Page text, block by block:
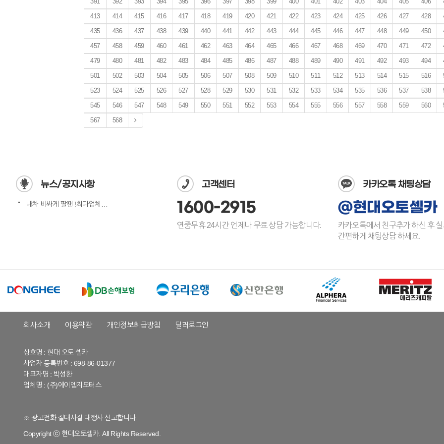
413
414 415 416 417 418 419 420 421 422 423 424 425 426 427 428
435
436 437 438 439 440 441 442 443 444 445 446 447 448 449 450
457
458 459 460 461 462 463 464 465 466 467 468 469 470 471 472
479
480 481 482 483 484 485 486 487 488 489 490 491 492 493 494
501
502 503 504 505 506 507 508 509 510 511 512 513 514 515 516
523
524 525 526 527 528 529 530 531 532 533 534 535 536 537 538
545
546 547 548 549 550 551 552 553 554 555 556 557 558 559 560
567
568
뉴스/공지사항
내차 비싸게 팔땐 !최다업체…
고객센터
1600-2915
연중무휴 24시간 언제나 무료 상담 가능합니다.
카카오톡 채팅상담
@현대오토셀카
카카오톡에서 친구추가 하신 후
간편하게 채팅상담 하세요.
회사소개 이용약관 개인정보취급방침 딜러로그인
상호명 : 현대 오토 셀카
사업자 등록번호 : 698-86-01377
대표자명 : 박성환
업체명 : (주)에이엠지모터스
※ 광고전화 절대사절 대행사 신고합니다.
Copyright ⓒ 현대오토셀카. All Rights Reserved.